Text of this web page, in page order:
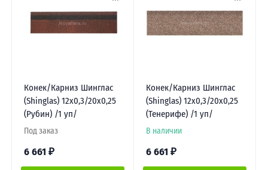
Конек/Карниз Шинглас
(Shinglas) 12х0,3/20х0,25
(Рубин) /1 уп/
Под заказ
6 661 ₽
Конек/Карниз Шинглас
(Shinglas) 12х0,3/20х0,25
(Тенерифе) /1 уп/
В наличии
6 661 ₽